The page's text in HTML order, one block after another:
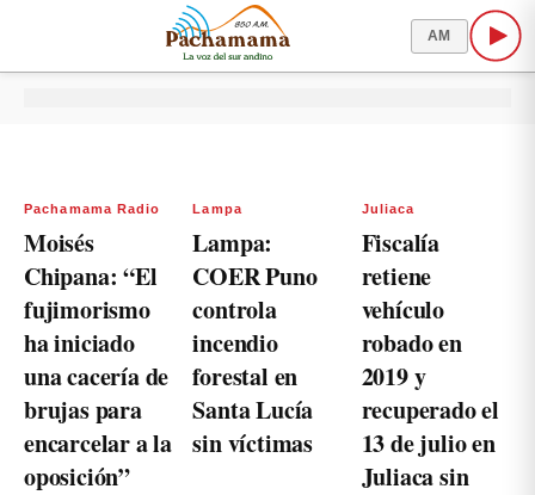
AM
Pachamama Radio
Moisés
Chipana: “El
fujimorismo
ha iniciado
una cacería de
brujas para
encarcelar a la
oposición”
Lampa
Lampa:
COER Puno
controla
incendio
forestal en
Santa Lucía
sin víctimas
Juliaca
Fiscalía
retiene
vehículo
robado en
2019 y
recuperado el
13 de julio en
Juliaca sin